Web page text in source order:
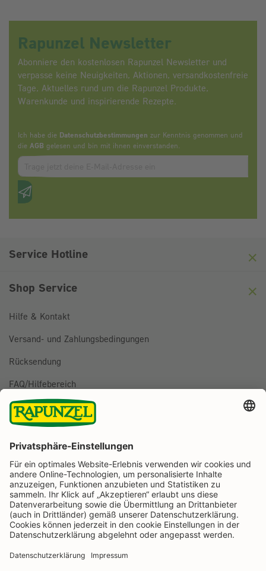
Rapunzel Newsletter
Abonniere den kostenlosen Rapunzel Newsletter und
verpasse keine Neuigkeiten, Aktionen, versandkostenfreie
Tage, Aktuelles rund um die Rapunzel Produkte,
Warenkunde und inspirierende Rezepte.
Ich habe die Datenschutzbestimmungen zur Kenntnis genommen und
die AGB gelesen und bin mit ihnen einverstanden.
Zum abbonieren des Newsletters, bitte E-Mail Adresse
Anti-Roboter-Verifizierung
Service Hotline
Shop Service
Hilfe & Kontakt
Versand- und Zahlungsbedingungen
Rücksendung
FAQ/Hilfebereich
BESTELLUNG WIDERRUFEN
Rapunzel Naturkost auf Facebook
Rapunzel Naturkost auf Instagram
Rapunzel Naturkost auf YouTube
Rapunzel Naturkost auf Pinterest
Rapunzel Naturkost auf LinkedIn
Informationen
Zahlungsarten